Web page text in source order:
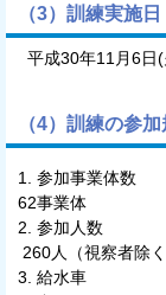
（3）訓練実施日
平成30年11月6日(
（4）訓練の参
参加事業体数
62事業体
参加人数
260人（視察者除く
給水車